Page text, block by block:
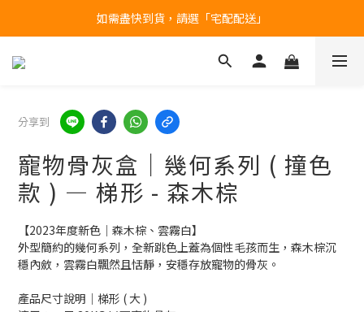
台北民權門市，現貨展示中
分享到
寵物骨灰盒｜幾何系列 ( 撞色
款 ) — 梯形 - 森木棕
【2023年度新色｜森木棕、雲霧白】
外型簡約的幾何系列，全新跳色上蓋為個性毛孩而生，森木棕沉
穩內斂，雲霧白飄然且恬靜，安穩存放寵物的骨灰。
產品尺寸說明｜梯形 ( 大 )